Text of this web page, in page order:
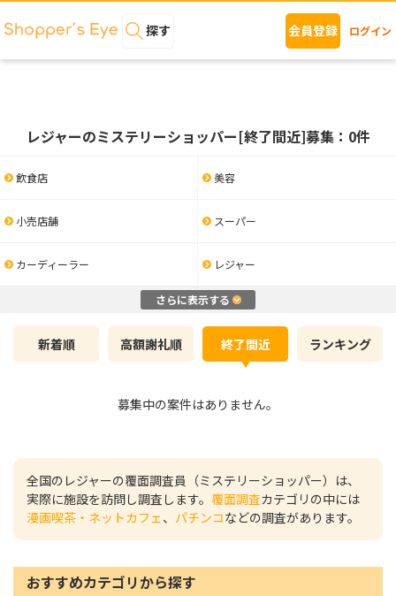
探す 会員登録 ログイン
レジャーのミステリーショッパー[終了間近]募集：0件
飲食店 美容
小売店舗 スーパー
カーディーラー レジャー
さらに表示する
新着順 高額謝礼順 終了間近 ランキング
募集中の案件はありません。
全国のレジャーの覆面調査員（ミステリーショッパー）は、
実際に施設を訪問し調査します。 覆面調査カテゴリの中には
漫画喫茶・ネットカフェ、 パチンコなどの調査があります。
おすすめカテゴリから探す